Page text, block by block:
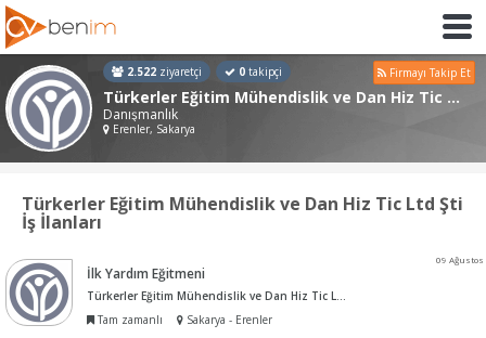
2.522 ziyaretçi 0 takipçi Firmayı Takip Et
Türkerler Eğitim Mühendislik ve Dan Hiz Tic Ltd Şti
Danışmanlık
Erenler, Sakarya
Türkerler Eğitim Mühendislik ve Dan Hiz Tic Ltd Şti
İş İlanları
09 Ağustos
İlk Yardım Eğitmeni
Türkerler Eğitim Mühendislik ve Dan Hiz Tic Ltd Şti
Tam zamanlı
Sakarya - Erenler